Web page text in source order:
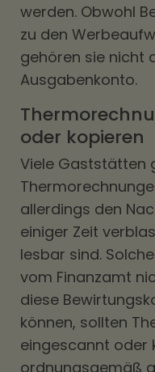
werden. Obwohl
zu den
gehören sie nicht
Ausgabenkonto.
oder kopieren
Viele Gaststätten
allerdings den
einiger Zeit
lesbar sind.
vom Finanzamt
diese
können, sollten
eingescannt oder
ordnungsgemäß